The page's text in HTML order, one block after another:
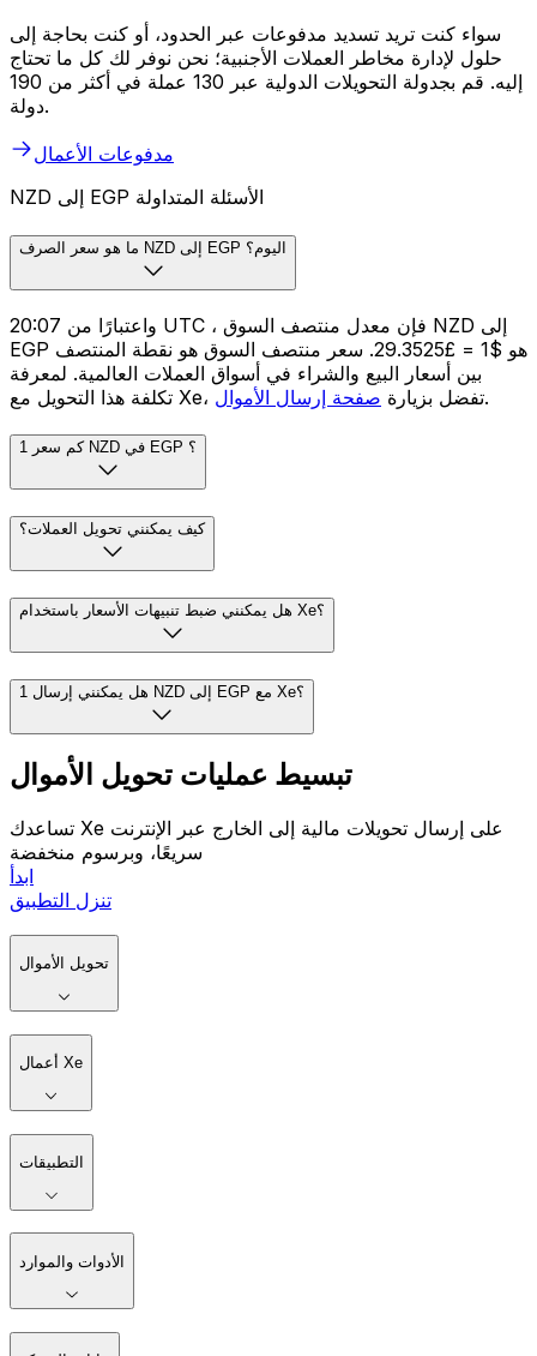
سواء كنت تريد تسديد مدفوعات عبر الحدود، أو كنت بحاجة إلى
حلول لإدارة مخاطر العملات الأجنبية؛ نحن نوفر لك كل ما تحتاج
إليه. قم بجدولة التحويلات الدولية عبر 130 عملة في أكثر من 190
دولة.
مدفوعات الأعمال
NZD إلى EGP الأسئلة المتداولة
ما هو سعر الصرف NZD إلى EGP اليوم؟
واعتبارًا من 20:07 UTC ، فإن معدل منتصف السوق NZD إلى
EGP هو $1 = £29.3525. سعر منتصف السوق هو نقطة المنتصف
بين أسعار البيع والشراء في أسواق العملات العالمية. لمعرفة
تكلفة هذا التحويل مع Xe، تفضل بزيارة صفحة إرسال الأموال .
كم سعر 1 NZD في EGP ؟
كيف يمكنني تحويل العملات؟
هل يمكنني ضبط تنبيهات الأسعار باستخدام Xe؟
هل يمكنني إرسال 1 NZD إلى EGP مع Xe؟
تبسيط عمليات تحويل الأموال
تساعدك Xe على إرسال تحويلات مالية إلى الخارج عبر الإنترنت
سريعًا، وبرسوم منخفضة
ابدأ
تنزل التطبيق
تحويل الأموال
أعمال Xe
التطبيقات
الأدوات والموارد